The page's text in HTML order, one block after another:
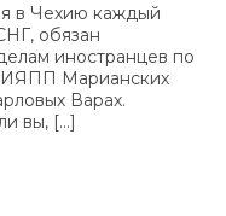
в Чехию каждый
обязан
иностранцев по
ИЯПП Марианских
Варах.
вы, […]